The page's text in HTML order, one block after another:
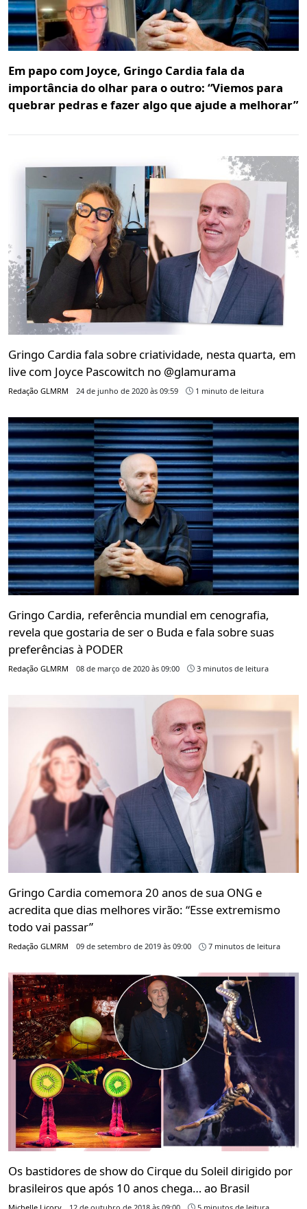
Em papo com Joyce, Gringo Cardia fala da
importância do olhar para o outro: “Viemos para
quebrar pedras e fazer algo que ajude a melhorar”
Gringo Cardia fala sobre criatividade, nesta quarta, em
live com Joyce Pascowitch no @glamurama
Redação GLMRM 24 de junho de 2020 às 09:59 1 minuto de leitura
Gringo Cardia, referência mundial em cenografia,
revela que gostaria de ser o Buda e fala sobre suas
preferências à PODER
Redação GLMRM 08 de março de 2020 às 09:00 3 minutos de leitura
Gringo Cardia comemora 20 anos de sua ONG e
acredita que dias melhores virão: “Esse extremismo
todo vai passar”
Redação GLMRM 09 de setembro de 2019 às 09:00 7 minutos de leitura
Os bastidores de show do Cirque du Soleil dirigido por
brasileiros que após 10 anos chega… ao Brasil